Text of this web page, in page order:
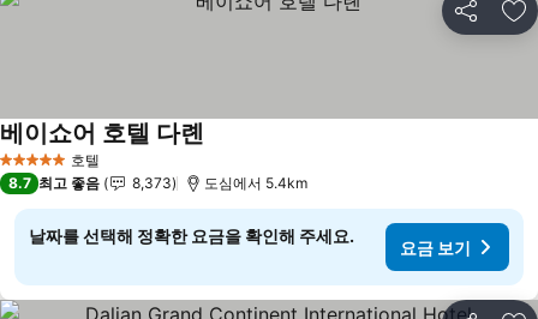
공유 즐
5 성급 호텔
베이쇼어 호텔 다롄
8.7 최고 좋음 8,373 도심에서 5.4km
날짜를 선택해 정확한 요금을 확인해 주세요.
요금 보기